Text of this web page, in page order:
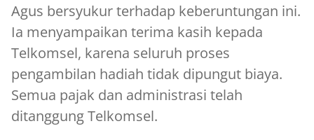
Agus bersyukur terhadap keberuntungan ini.
Ia menyampaikan terima kasih kepada
Telkomsel, karena seluruh proses
pengambilan hadiah tidak dipungut biaya.
Semua pajak dan administrasi telah
ditanggung Telkomsel.